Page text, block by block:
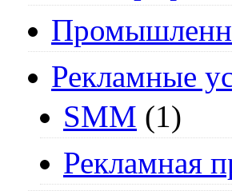
Рекламные
SMM (1)
Рекламная